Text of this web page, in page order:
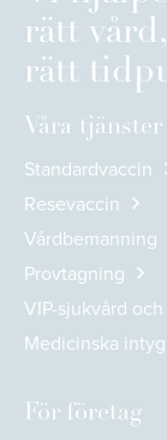
rätt
rätt
Våra tjänster
Standardvaccin
Resevaccin
Vårdbemanning
Provtagning
VIP-sjukvård
Medicinska intyg
För företag